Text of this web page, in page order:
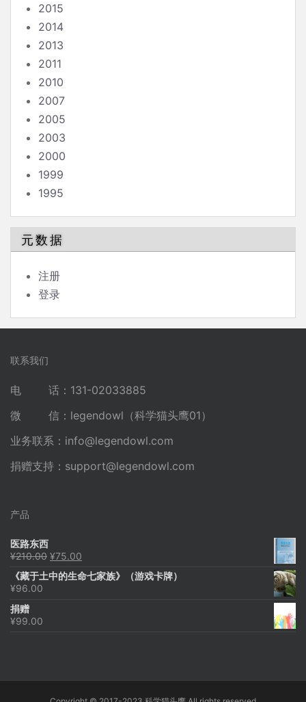
2015
2014
2013
2011
2010
2007
2005
2003
2000
1999
1995
元数据
注册
登录
联系我们
电 话：131-02033885
微 信：legendowl（科学猫头鹰01）
业务联系： info@legendowl.com
捐赠支持： support@legendowl.com
产品
医路东西
¥210.00 原
为：
¥75.00
价
《藏于土中的生命七家族》（游戏卡牌）
¥96.00
捐赠
¥99.00